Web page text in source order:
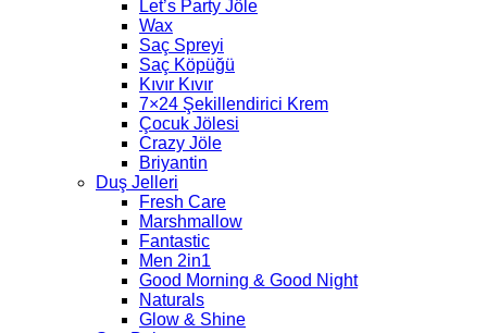
Let’s Party Jöle
Wax
Saç Spreyi
Saç Köpüğü
Kıvır Kıvır
7×24 Şekillendirici Krem
Çocuk Jölesi
Crazy Jöle
Briyantin
Duş Jelleri
Fresh Care
Marshmallow
Fantastic
Men 2in1
Good Morning & Good Night
Naturals
Glow & Shine